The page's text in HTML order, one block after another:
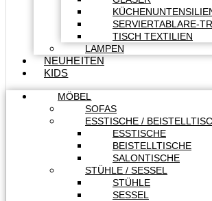
SERVIERTABLARE-
TISCH TEXTILIEN
LAMPEN
NEUHEITEN
KIDS
MÖBEL
SOFAS
ESSTISCHE /
ESSTISCHE
BEISTELLTISCHE
SALONTISCHE
STÜHLE / SESSEL
STÜHLE
SESSEL